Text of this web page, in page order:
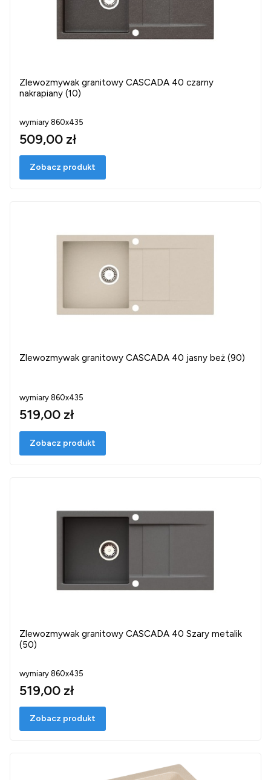
Zlewozmywak granitowy CASCADA 40 czarny
nakrapiany (10)
wymiary 860x435
509,00 zł
Zobacz produkt
Zlewozmywak granitowy CASCADA 40 jasny beż (90)
wymiary 860x435
519,00 zł
Zobacz produkt
Zlewozmywak granitowy CASCADA 40 Szary metalik
(50)
wymiary 860x435
519,00 zł
Zobacz produkt